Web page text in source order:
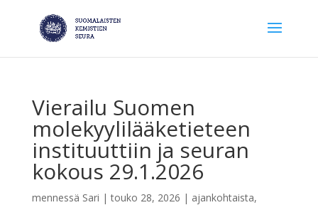
Vierailu Suomen
molekyylilääketieteen
instituuttiin ja seuran
kokous 29.1.2026
mennessä Sari |touko 28, 2026 | ajankohtaista,